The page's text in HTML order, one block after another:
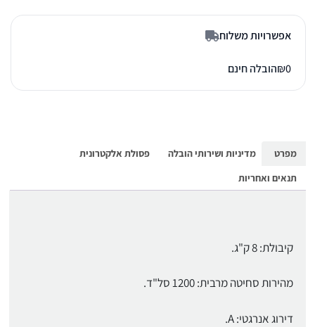
אפשרויות משלוח
₪0 הובלה חינם
מפרט מדיניות ושירותי הובלה
פסולת אלקטרונית
תנאים ואחריות
קיבולת: 8 ק"ג.
מהירות סחיטה מרבית: 1200 סל"ד.
דירוג אנרגטי: A.